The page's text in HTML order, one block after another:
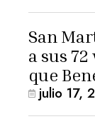
San
a sus
que
arresto
julio 17,